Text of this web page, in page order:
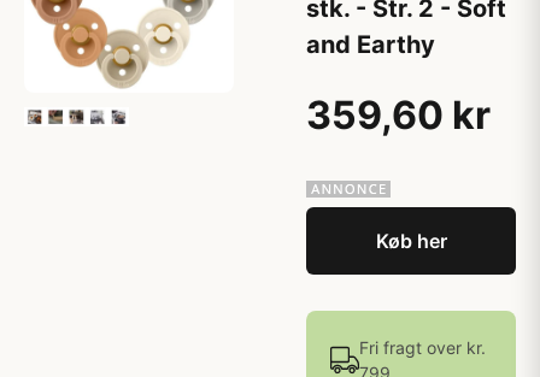
stk. - Str. 2 - Soft
and Earthy
359,60 kr
Køb her
Fri fragt over kr.
799